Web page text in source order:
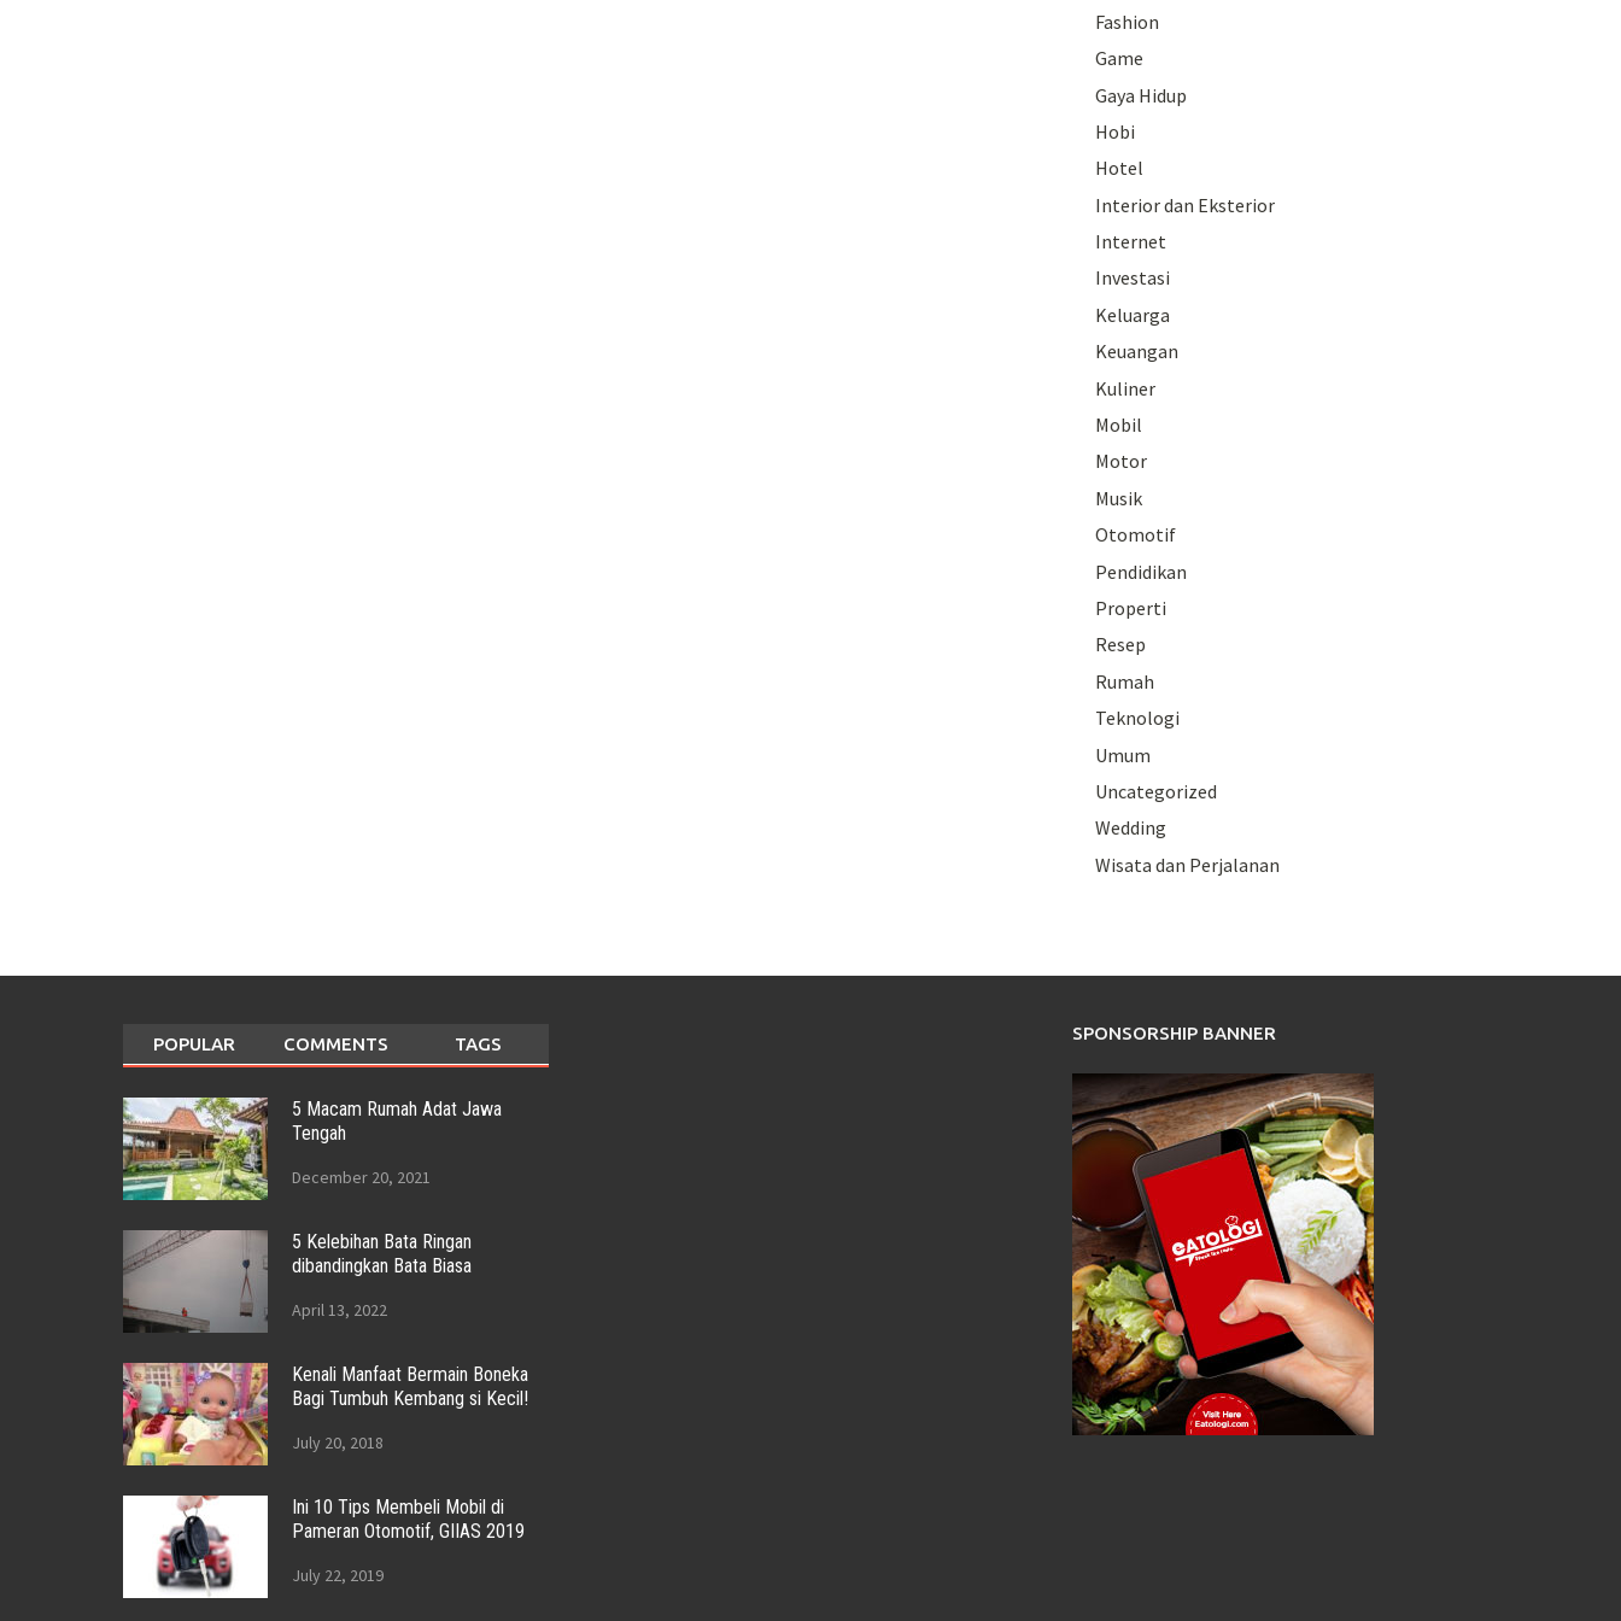
Fashion
Game
Gaya Hidup
Hobi
Hotel
Interior dan Eksterior
Internet
Investasi
Keluarga
Keuangan
Kuliner
Mobil
Motor
Musik
Otomotif
Pendidikan
Properti
Resep
Rumah
Teknologi
Umum
Uncategorized
Wedding
Wisata dan Perjalanan
POPULAR COMMENTS TAGS
5 Macam Rumah Adat Jawa
Tengah
December 20, 2021
5 Kelebihan Bata Ringan
dibandingkan Bata Biasa
April 13, 2022
Kenali Manfaat Bermain Boneka
Bagi Tumbuh Kembang si Kecil!
July 20, 2018
Ini 10 Tips Membeli Mobil di
Pameran Otomotif, GIIAS 2019
July 22, 2019
SPONSORSHIP BANNER